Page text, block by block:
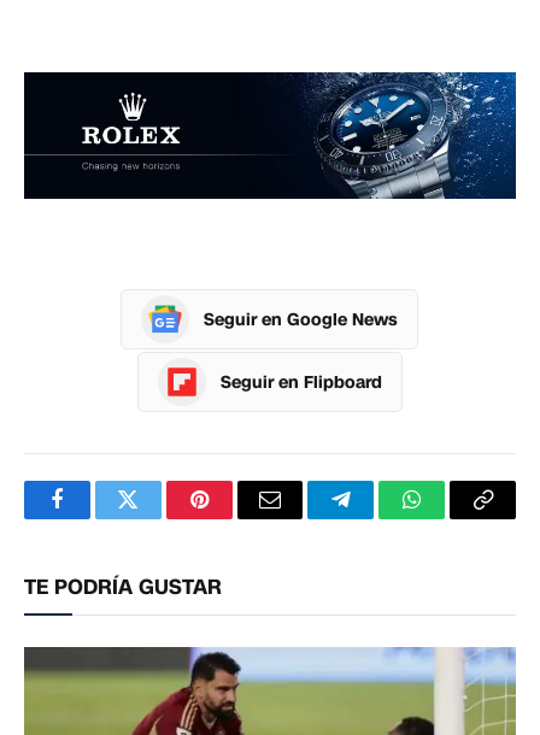
Seguir en Google News
Seguir en Flipboard
FacebookTwitterPinterestCorreoTelegramWhatsApp
TE PODRÍA GUSTAR